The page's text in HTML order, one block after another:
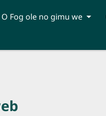
O Fog ole no gimu we